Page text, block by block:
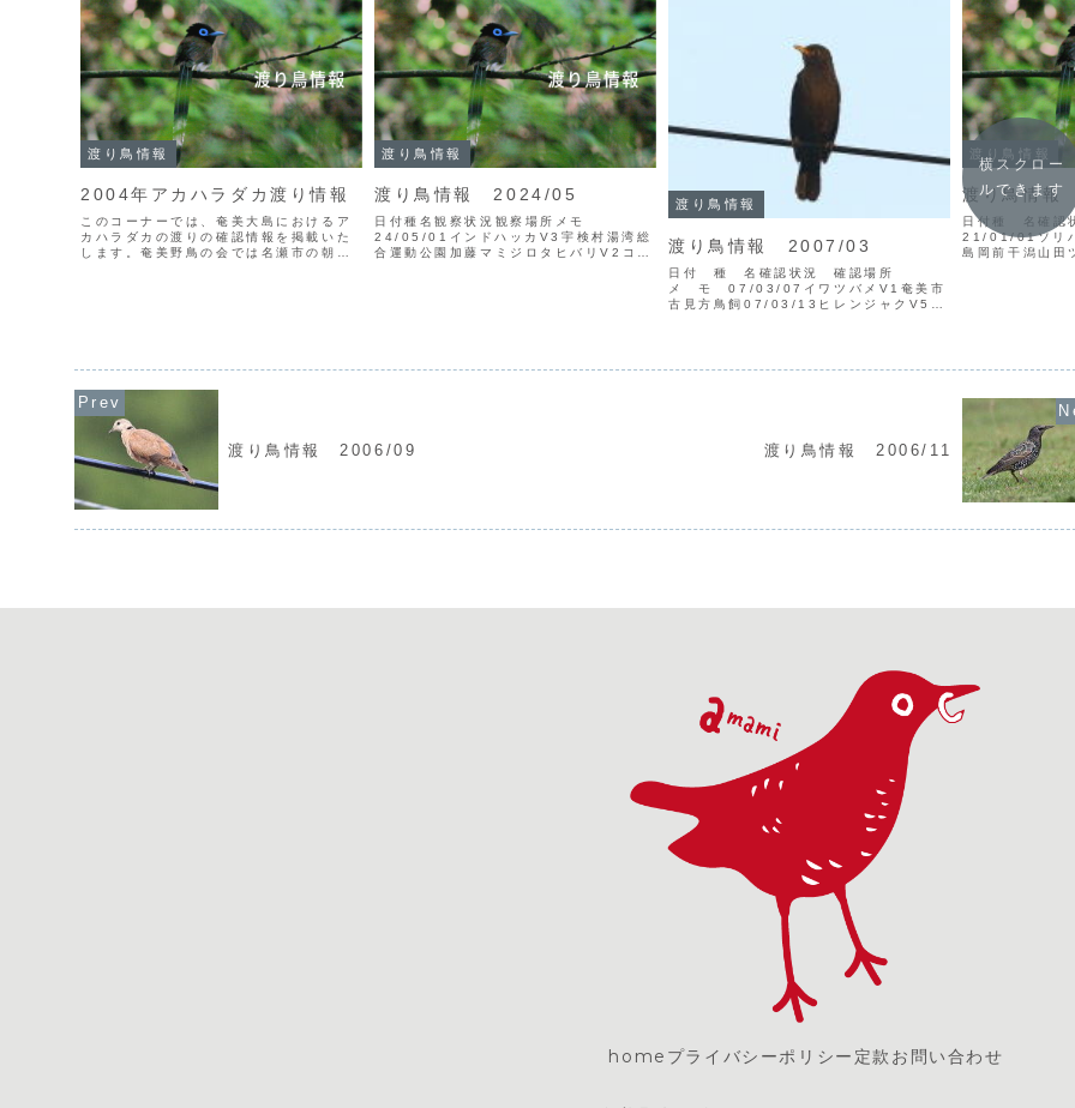
渡り鳥情報
2004年アカハラダカ渡り情報
このコーナーでは、奄美大島におけるア
カハラダカの渡りの確認情報を掲載いた
します。奄美野鳥の会では名瀬市の朝戸
渡り鳥情報
渡り鳥情報 2024/05
日付種名観察状況観察場所メモ
24/05/01インドハッカV3宇検村湯湾総
合運動公園加藤マミジロタヒバリV2コア
渡り鳥情報
渡り鳥情報 2007/03
日付 種 名確認状況 確認場所
メ モ 07/03/07イワツバメV1奄美市
古見方鳥飼07/03/13ヒレンジャクV5大
渡り鳥情報
渡り鳥情
日付種 名確
21/01/01ソリ
島岡前干潟山
横スクロー
ルできます
渡り鳥情報 2006/09 渡り鳥情報 2006/11
home プライバシーポリシー 定款 お問い合わせ